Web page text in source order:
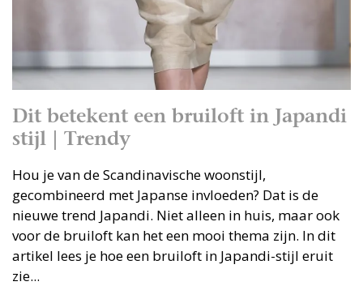
Dit betekent een bruiloft in Japandi
stijl | Trendy
Hou je van de Scandinavische woonstijl,
gecombineerd met Japanse invloeden? Dat is de
nieuwe trend Japandi. Niet alleen in huis, maar ook
voor de bruiloft kan het een mooi thema zijn. In dit
artikel lees je hoe een bruiloft in Japandi-stijl eruit
zie...